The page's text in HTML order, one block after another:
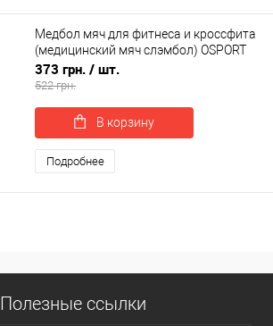
Медбол мяч для фитнеса и кроссфита
(медицинский мяч слэмбол) OSPORT
Lite 3 кг (MS 4129-3)
373 грн. / шт.
522 грн.
В корзину
Подробнее
Полезные ссылки